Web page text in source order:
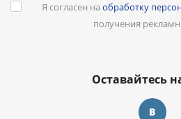
Я согласен на обработку
получения
Оставайтесь